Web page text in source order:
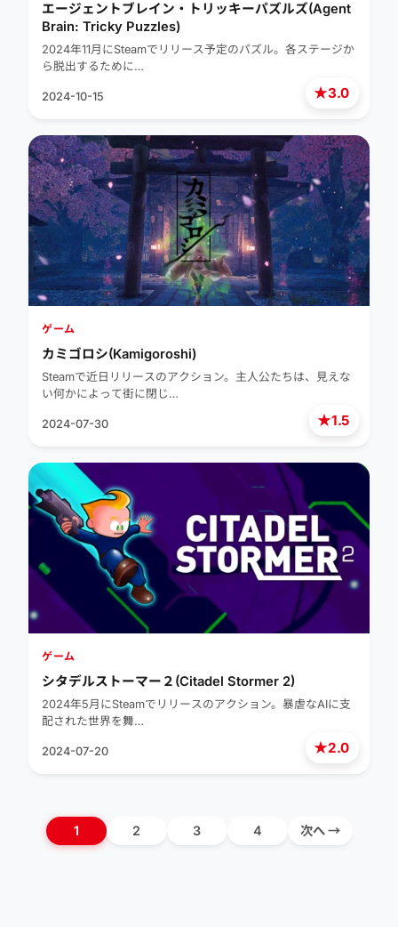
★3.0
エージェントブレイン・トリッキーパズルズ(Agent
Brain: Tricky Puzzles)
2024年11月にSteamでリリース予定のパズル。各ステージか
ら脱出するために…
2024-10-15
★1.5
ゲーム
カミゴロシ(Kamigoroshi)
Steamで近日リリースのアクション。主人公たちは、見えな
い何かによって街に閉じ…
2024-07-30
★2.0
ゲーム
シタデルストーマー２(Citadel Stormer 2)
2024年5月にSteamでリリースのアクション。暴虐なAIに支
配された世界を舞…
2024-07-20
1 2 3 4 次へ →